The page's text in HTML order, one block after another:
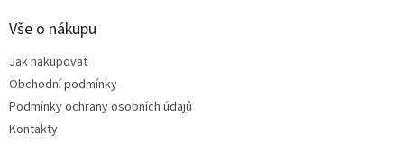
Vše o nákupu
Jak nakupovat
Obchodní podmínky
Podmínky ochrany osobních údajů
Kontakty